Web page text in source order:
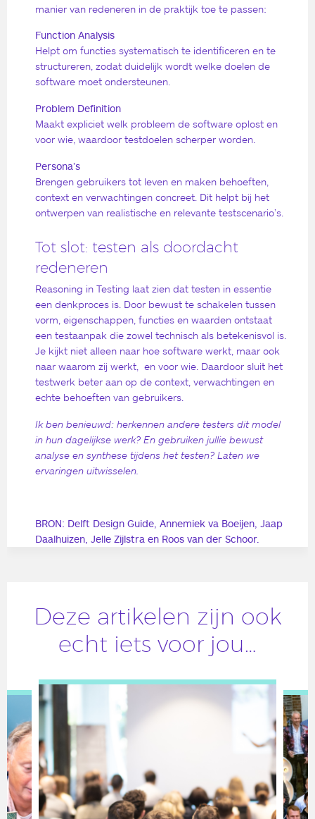
manier van redeneren in de praktijk toe te passen:
Function Analysis
Helpt om functies systematisch te identificeren en te
structureren, zodat duidelijk wordt welke doelen de
software moet ondersteunen.
Problem Definition
Maakt expliciet welk probleem de software oplost en
voor wie, waardoor testdoelen scherper worden.
Persona’s
Brengen gebruikers tot leven en maken behoeften,
context en verwachtingen concreet. Dit helpt bij het
ontwerpen van realistische en relevante testscenario’s.
Tot slot: testen als doordacht
redeneren
Reasoning in Testing laat zien dat testen in essentie
een denkproces is. Door bewust te schakelen tussen
vorm, eigenschappen, functies en waarden ontstaat
een testaanpak die zowel technisch als betekenisvol is.
Je kijkt niet alleen naar hoe software werkt, maar ook
naar waarom zij werkt, en voor wie. Daardoor sluit het
testwerk beter aan op de context, verwachtingen en
echte behoeften van gebruikers.
Ik ben benieuwd: herkennen andere testers dit model
in hun dagelijkse werk? En gebruiken jullie bewust
analyse en synthese tijdens het testen? Laten we
ervaringen uitwisselen.
BRON: Delft Design Guide, Annemiek va Boeijen, Jaap
Daalhuizen, Jelle Zijlstra en Roos van der Schoor.
Deze artikelen zijn ook
echt iets voor jou…